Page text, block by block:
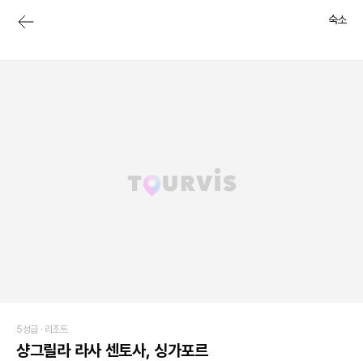
숙소
5성급 · 리조트
샹그릴라 라사 센토사, 싱가포르